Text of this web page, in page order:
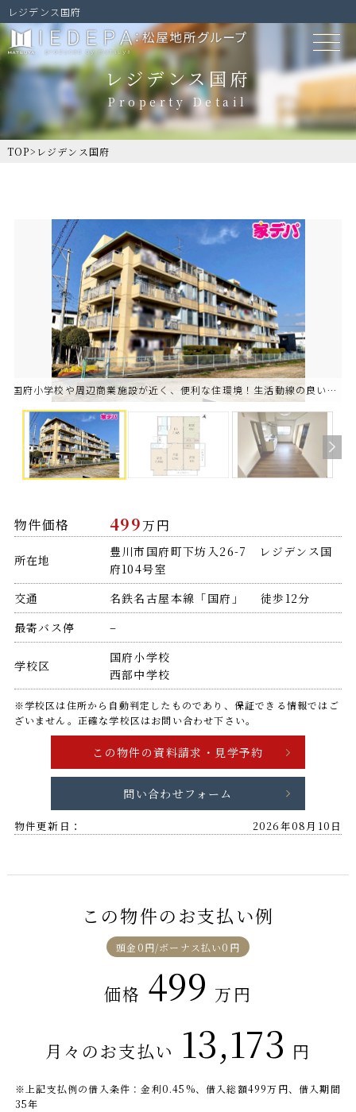
レジデンス国府
TOP> レジデンス国府
レジデンス国府
物件価格 499万円
所在地
豊川市国府町下坊入26-7 レジデンス国
府104号室
交通
名鉄名古屋本線「国府」 徒歩12分
最寄バス停
–
学校区
国府小学校
西部中学校
※学校区は住所から自動判定したものであり、保証できる情報ではご
ざいません。正確な学校区はお問い合わせ下さい。
問い合わせフォーム
物件更新日： 2026年08月10日
国府小学校や周辺商業施設が近く、便利な住環境！生活動線の良い「角部屋」です。現地見学実施中！お気
この物件のお支払い例
頭金0円/ボーナス払い0円
価格 499 万円
月々のお支払い 13,173 円
※上記支払例の借入条件：金利0.45%、借入総額499万円、借入期間
35年